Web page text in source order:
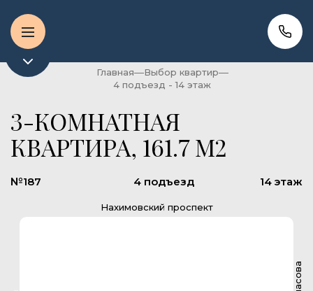
Главная
Выбор квартир
4 подъезд - 14 этаж
3-КОМНАТНАЯ
КВАРТИРА, 161.7 М2
№187 4 подъезд 14 этаж
Нахимовский проспект